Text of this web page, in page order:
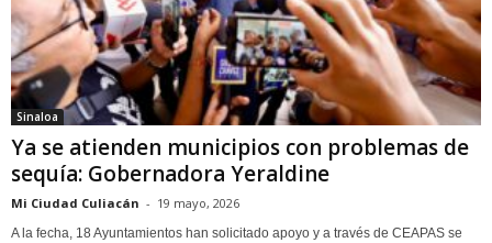
Sinaloa
Ya se atienden municipios con problemas de
sequía: Gobernadora Yeraldine
Mi Ciudad Culiacán - 19 mayo, 2026
A la fecha, 18 Ayuntamientos han solicitado apoyo y a través de CEAPAS se